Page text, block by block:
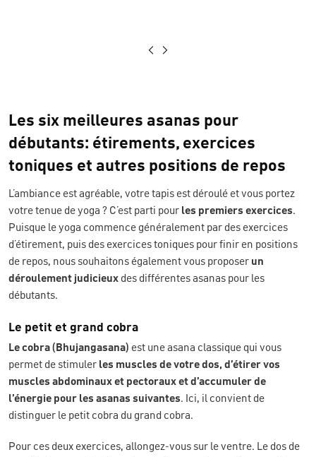
Les six meilleures asanas pour
débutants: étirements, exercices
toniques et autres positions de repos
L’ambiance est agréable, votre tapis est déroulé et vous portez
votre tenue de yoga ? C’est parti pour les premiers exercices.
Puisque le yoga commence généralement par des exercices
d’étirement, puis des exercices toniques pour finir en positions
de repos, nous souhaitons également vous proposer un
déroulement judicieux des différentes asanas pour les
débutants.
Le petit et grand cobra
Le cobra (Bhujangasana) est une asana classique qui vous
permet de stimuler les muscles de votre dos, d’étirer vos
muscles abdominaux et pectoraux et d’accumuler de
l’énergie pour les asanas suivantes. Ici, il convient de
distinguer le petit cobra du grand cobra.
Pour ces deux exercices, allongez-vous sur le ventre. Le dos de